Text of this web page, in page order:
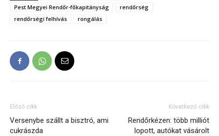
Pest Megyei Rendőr-főkapitányság
rendőrség
rendőrségi felhívás
rongálás
Előző cikk
Versenybe szállt a bisztró, ami
cukrászda
Következő cikk
Rendőrkézen: több milliót
lopott, autókat vásárolt